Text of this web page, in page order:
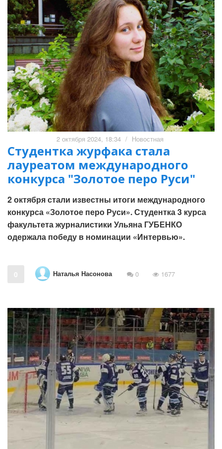
2 октября 2024, 18:34 / Новостная
Студентка журфака стала
лауреатом международного
конкурса "Золотое перо Руси"
2 октября стали известны итоги международного
конкурса «Золотое перо Руси». Студентка 3 курса
факультета журналистики Ульяна ГУБЕНКО
одержала победу в номинации «Интервью».
0 Наталья Насонова 0 1677